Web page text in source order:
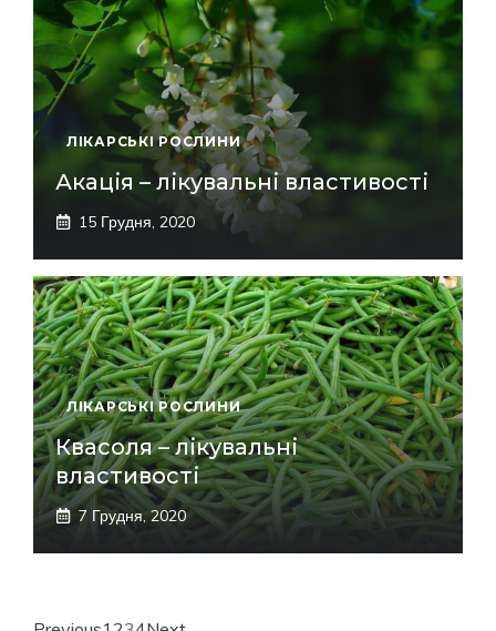
ЛІКАРСЬКІ РОСЛИНИ
Акація – лікувальні властивості
15 Грудня, 2020
ЛІКАРСЬКІ РОСЛИНИ
Квасоля – лікувальні
властивості
7 Грудня, 2020